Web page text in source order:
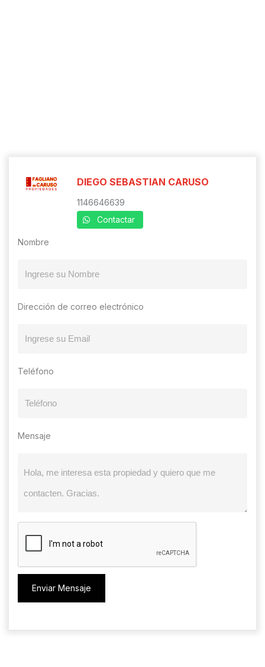
DIEGO SEBASTIAN CARUSO
1146646639
Contactar
Nombre
Dirección de correo electrónico
Teléfono
Mensaje
Enviar Mensaje